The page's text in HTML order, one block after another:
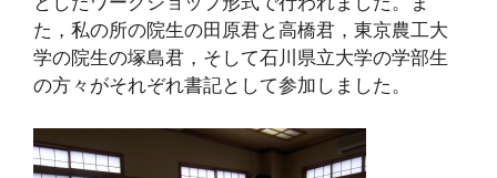
た，私の所の院生の田原君と高橋君，東京農工大
学の院生の塚島君，そして石川県立大学の学部生
の方々がそれぞれ書記として参加しました。